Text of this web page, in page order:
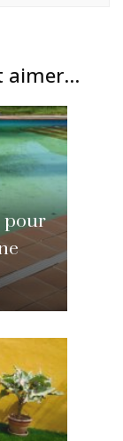
aimer...